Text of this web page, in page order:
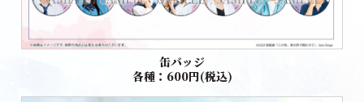
缶バッジ
各種：600円(税込)